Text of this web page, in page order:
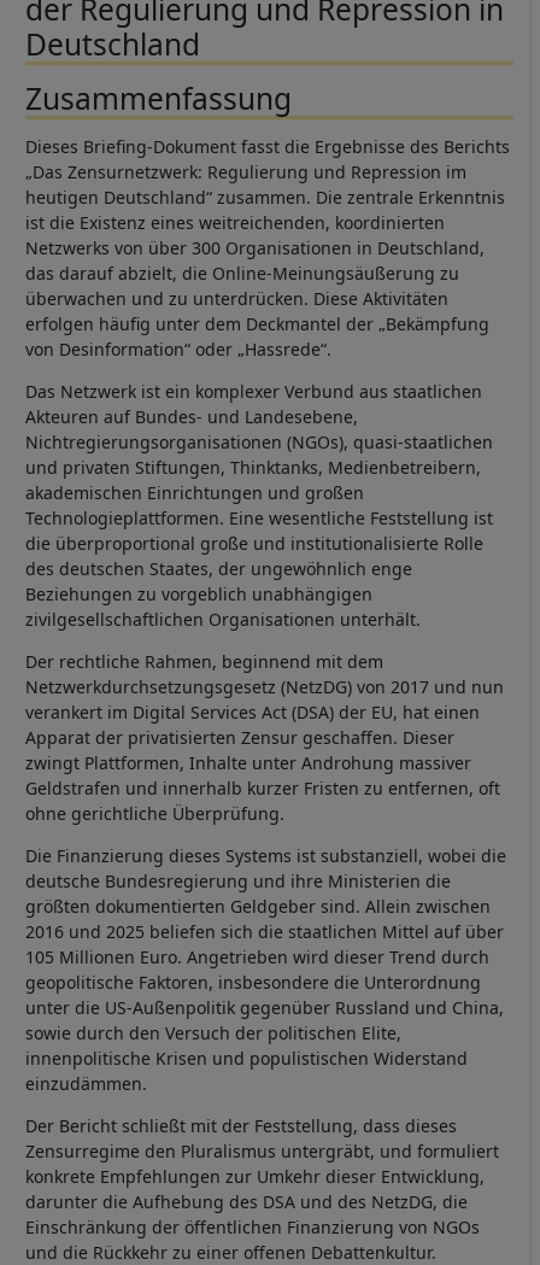
der Regulierung und Repression in
Deutschland
Zusammenfassung
Dieses Briefing-Dokument fasst die Ergebnisse des Berichts
„Das Zensurnetzwerk: Regulierung und Repression im
heutigen Deutschland“ zusammen. Die zentrale Erkenntnis
ist die Existenz eines weitreichenden, koordinierten
Netzwerks von über 300 Organisationen in Deutschland,
das darauf abzielt, die Online-Meinungsäußerung zu
überwachen und zu unterdrücken. Diese Aktivitäten
erfolgen häufig unter dem Deckmantel der „Bekämpfung
von Desinformation“ oder „Hassrede“.
Das Netzwerk ist ein komplexer Verbund aus staatlichen
Akteuren auf Bundes- und Landesebene,
Nichtregierungsorganisationen (NGOs), quasi-staatlichen
und privaten Stiftungen, Thinktanks, Medienbetreibern,
akademischen Einrichtungen und großen
Technologieplattformen. Eine wesentliche Feststellung ist
die überproportional große und institutionalisierte Rolle
des deutschen Staates, der ungewöhnlich enge
Beziehungen zu vorgeblich unabhängigen
zivilgesellschaftlichen Organisationen unterhält.
Der rechtliche Rahmen, beginnend mit dem
Netzwerkdurchsetzungsgesetz (NetzDG) von 2017 und nun
verankert im Digital Services Act (DSA) der EU, hat einen
Apparat der privatisierten Zensur geschaffen. Dieser
zwingt Plattformen, Inhalte unter Androhung massiver
Geldstrafen und innerhalb kurzer Fristen zu entfernen, oft
ohne gerichtliche Überprüfung.
Die Finanzierung dieses Systems ist substanziell, wobei die
deutsche Bundesregierung und ihre Ministerien die
größten dokumentierten Geldgeber sind. Allein zwischen
2016 und 2025 beliefen sich die staatlichen Mittel auf über
105 Millionen Euro. Angetrieben wird dieser Trend durch
geopolitische Faktoren, insbesondere die Unterordnung
unter die US-Außenpolitik gegenüber Russland und China,
sowie durch den Versuch der politischen Elite,
innenpolitische Krisen und populistischen Widerstand
einzudämmen.
Der Bericht schließt mit der Feststellung, dass dieses
Zensurregime den Pluralismus untergräbt, und formuliert
konkrete Empfehlungen zur Umkehr dieser Entwicklung,
darunter die Aufhebung des DSA und des NetzDG, die
Einschränkung der öffentlichen Finanzierung von NGOs
und die Rückkehr zu einer offenen Debattenkultur.